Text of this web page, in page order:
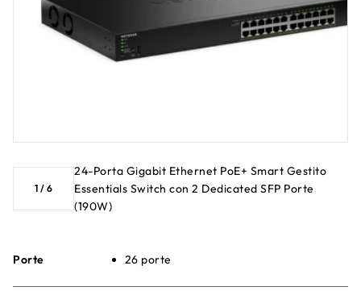
1 / 6
24-Porta Gigabit Ethernet PoE+ Smart Gestito
Essentials Switch con 2 Dedicated SFP Porte
(190W)
Porte 26 porte